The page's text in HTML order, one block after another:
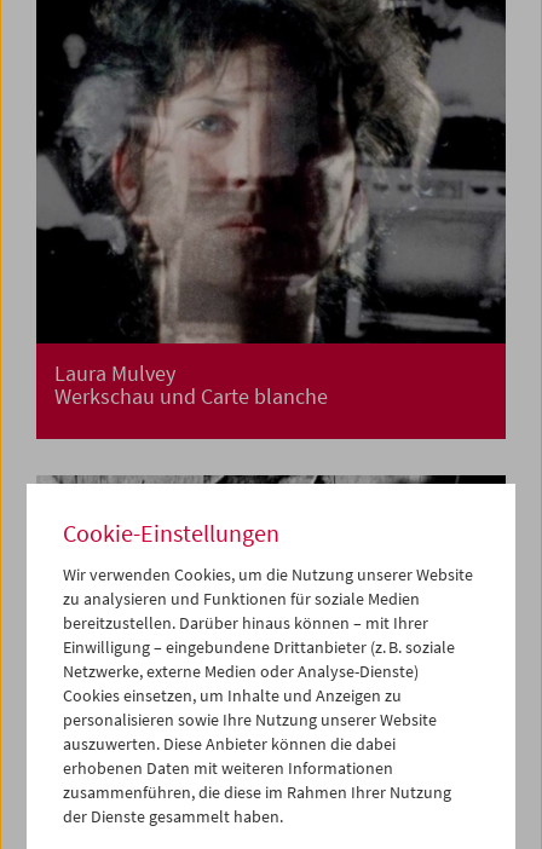
Laura Mulvey
Werkschau und Carte blanche
Cookie-Einstellungen
Wir verwenden Cookies, um die Nutzung unserer Website
zu analysieren und Funktionen für soziale Medien
bereitzustellen. Darüber hinaus können – mit Ihrer
Einwilligung – eingebundene Drittanbieter (z. B. soziale
Netzwerke, externe Medien oder Analyse-Dienste)
Cookies einsetzen, um Inhalte und Anzeigen zu
personalisieren sowie Ihre Nutzung unserer Website
auszuwerten. Diese Anbieter können die dabei
erhobenen Daten mit weiteren Informationen
zusammenführen, die diese im Rahmen Ihrer Nutzung
der Dienste gesammelt haben.